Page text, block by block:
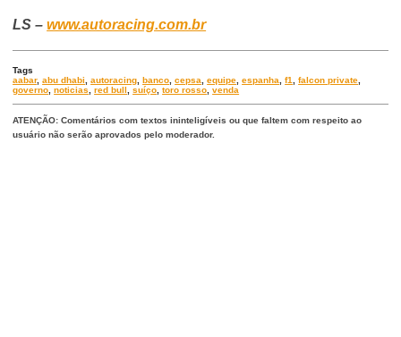
LS –www.autoracing.com.br
Tags
aabar,abu dhabi ,autoracing ,banco ,cepsa ,equipe ,espanha ,f1 ,falcon private
governo ,noticias ,red bull ,suíço ,toro rosso ,venda
ATENÇÃO: Comentários com textos ininteligíveis ou que faltem com respeito ao
usuário não serão aprovados pelo moderador.